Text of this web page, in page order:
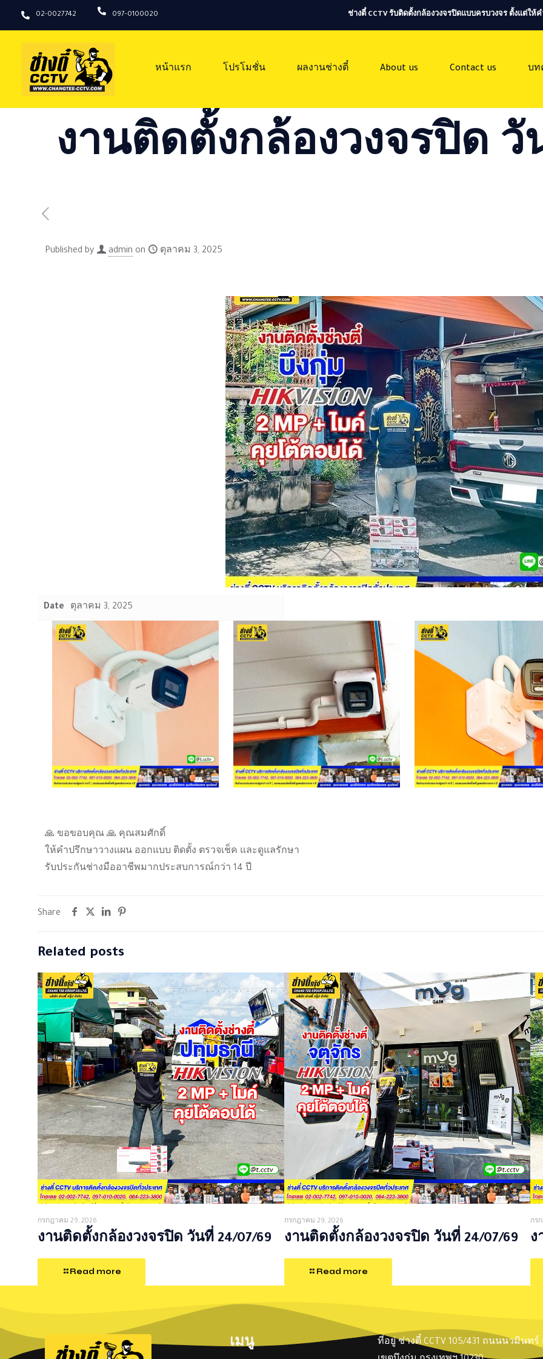
02-0027742 097-0100020 ช่างตี๋ CCTV รับติดตั้งกล้องวงจรปิดแบบครบวงจร ตั้งแต่
หน้าแรก โปรโมชั่น ผลงานช่างตี๋ About us Contact us บท
งานติดตั้งกล้องวงจรปิด วั
Published by admin on ตุลาคม 3, 2025
Date ตุลาคม 3, 2025
🙏 ขอขอบคุณ 🙏 คุณสมศักดิ์
ให้คำปรึกษาวางแผน ออกแบบ ติดตั้ง ตรวจเช็ค และดูแลรักษา
รับประกันช่างมืออาชีพมากประสบการณ์กว่า 14 ปี
Share
Related posts
กรกฎาคม 29, 2026
งานติดตั้งกล้องวงจรปิด วันที่ 24/07/69
Read more
กรกฎาคม 29, 2026
งานติดตั้งกล้องวงจรปิด วันที่ 24/07/69
Read more
กร
ง
เมนู
ที่อยู่ ช่างตี๋ CCTV 105/431 ถนนนวมินท